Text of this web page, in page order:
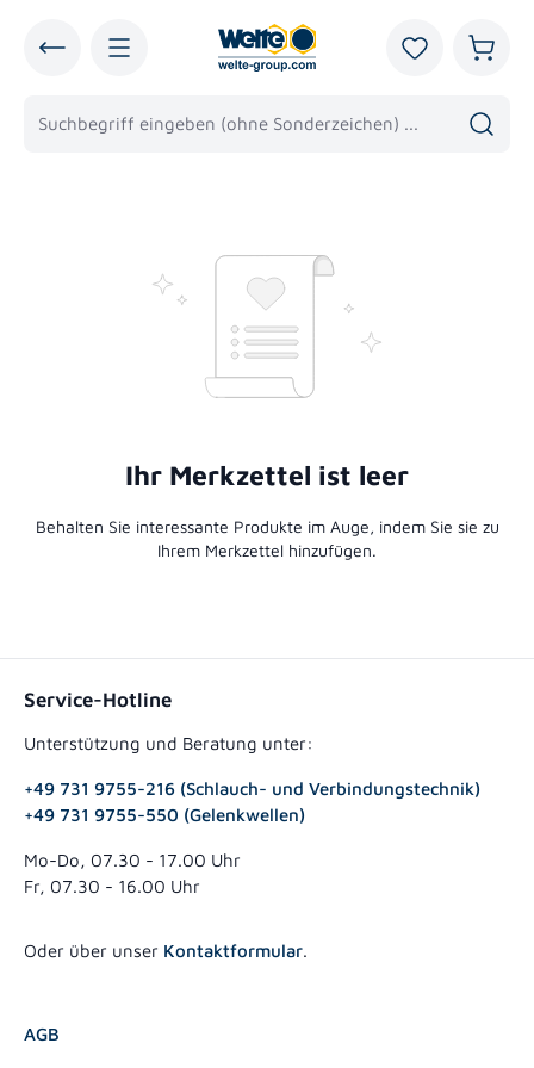
Du hast 0
Ihr Merkzettel ist leer
Behalten Sie interessante Produkte im Auge, indem Sie sie zu
Ihrem Merkzettel hinzufügen.
Service-Hotline
Unterstützung und Beratung unter:
+49 731 9755-216 (Schlauch- und Verbindungstechnik)
+49 731 9755-550 (Gelenkwellen)
Mo-Do, 07.30 - 17.00 Uhr
Fr, 07.30 - 16.00 Uhr
Oder über unser Kontaktformular.
AGB